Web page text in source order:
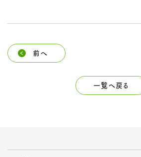
前へ
一覧へ戻る